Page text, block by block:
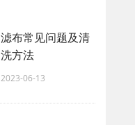
滤布常见问题及清
洗方法
2023-06-13